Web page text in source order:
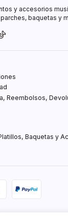
y accesorios
baquetas y
Reembolsos,
Baquetas y
Chle.